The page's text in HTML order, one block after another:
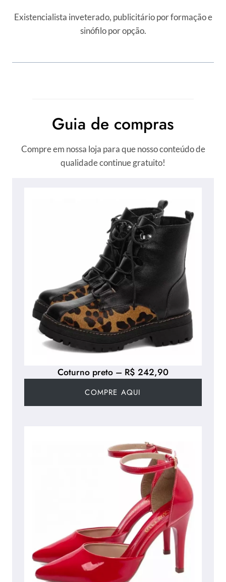
Existencialista inveterado, publicitário por formação e
sinófilo por opção.
Guia de compras
Compre em nossa loja para que nosso conteúdo de
qualidade continue gratuito!
Coturno preto – R$ 242,90
COMPRE AQUI